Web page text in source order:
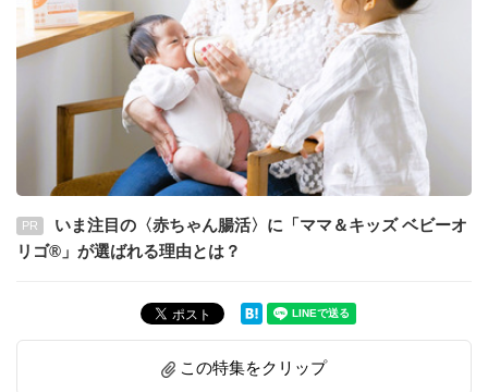
PR
いま注目の〈赤ちゃん腸活〉に「ママ＆キッズ ベビーオ
リゴ®」が選ばれる理由とは？
この特集をクリップ